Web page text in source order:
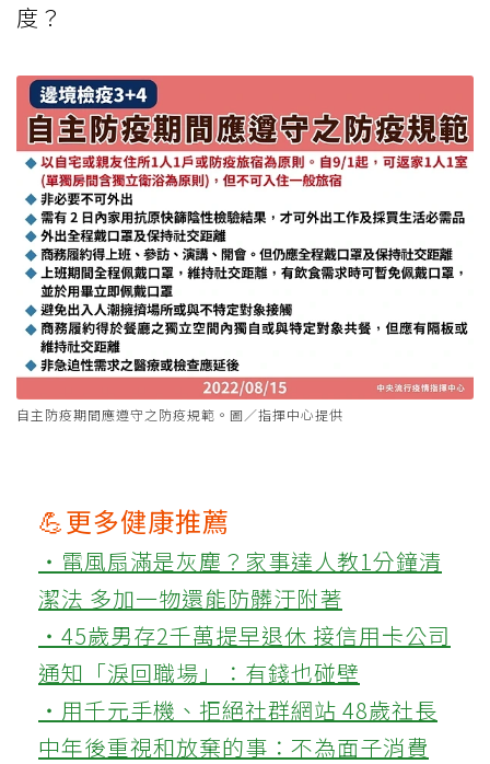
度？
自主防疫期間應遵守之防疫規範。圖／指揮中心提供
💪更多健康推薦
‧電風扇滿是灰塵？家事達人教1分鐘清
潔法 多加一物還能防髒汙附著
‧45歲男存2千萬提早退休 接信用卡公司
通知「淚回職場」：有錢也碰壁
‧用千元手機、拒絕社群網站 48歲社長
中年後重視和放棄的事：不為面子消費